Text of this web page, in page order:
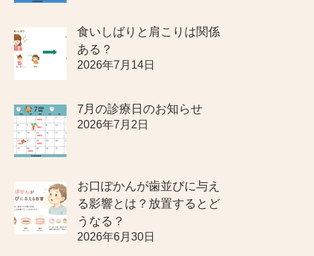
食いしばりと肩こりは関係
ある？
2026年7月14日
7月の診療日のお知らせ
2026年7月2日
お口ぽかんが歯並びに与え
る影響とは？放置するとど
うなる？
2026年6月30日